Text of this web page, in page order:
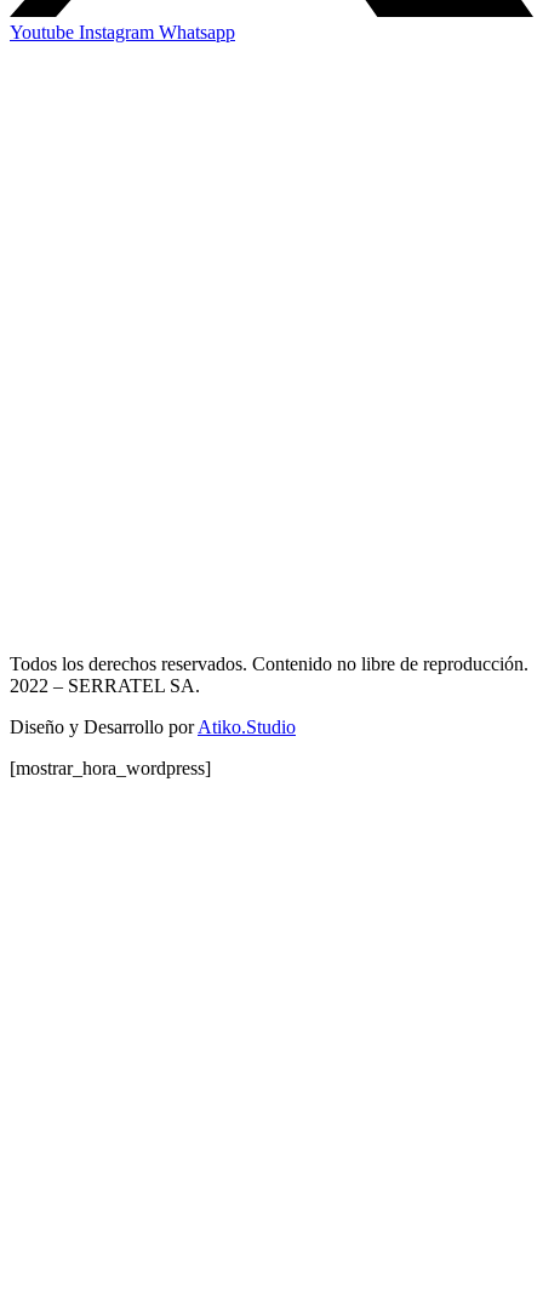
Youtube Instagram Whatsapp
Todos los derechos reservados. Contenido no libre de reproducción.
2022 – SERRATEL SA.
Diseño y Desarrollo porAtiko.Studio
[mostrar_hora_wordpress]